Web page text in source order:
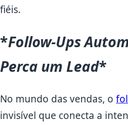
fiéis.
*Follow-Ups
Perca um Lead*
No mundo das vendas, o
invisível que conecta a